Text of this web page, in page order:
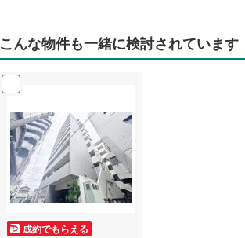
こんな物件も一緒に検討されています
成約でもらえる